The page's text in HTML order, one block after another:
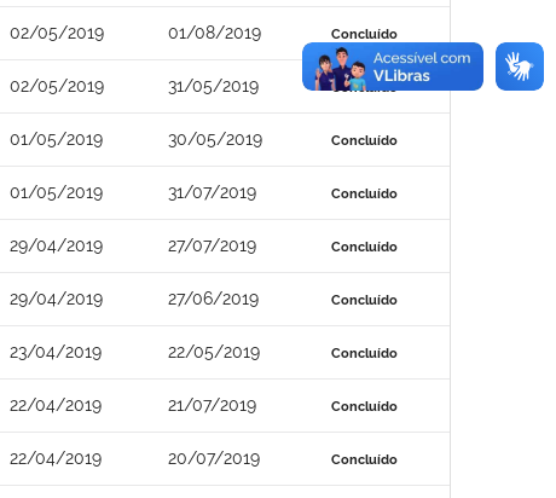
02/05/2019 01/08/2019 Concluído
02/05/2019 31/05/2019 Concluído
01/05/2019 30/05/2019 Concluído
01/05/2019 31/07/2019 Concluído
29/04/2019 27/07/2019 Concluído
29/04/2019 27/06/2019 Concluído
23/04/2019 22/05/2019 Concluído
22/04/2019 21/07/2019 Concluído
22/04/2019 20/07/2019 Concluído